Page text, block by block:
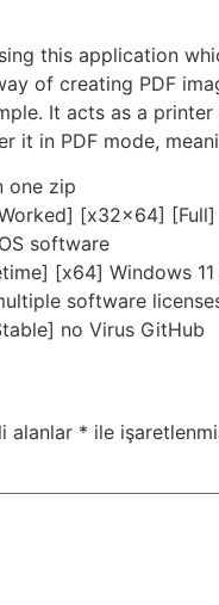
this application
of creating PDF
It acts as a
in PDF mode,
one zip
[x32x64] [Full]
software
[x64] Windows
software
no Virus GitHub
alanlar * ile